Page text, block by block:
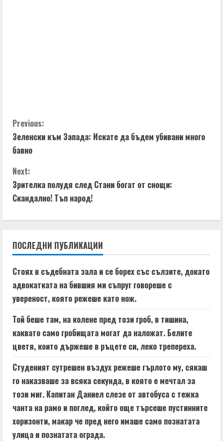
C
o
n
t
u
e
R
e
a
d
i
n
g
Previous:
Зеленски към Запада: Искате да бъдем убивани много
бавно
Next:
Зрителка полудя след Стани богат от снощи:
Скандално! Тъп народ!
ПОСЛЕДНИ ПУБЛИКАЦИИ
Стоях в съдебната зала и се борех със сълзите, докато
адвокатката на бившия ми съпруг говореше с
увереност, която режеше като нож.
Той беше там, на колене пред този гроб, в тишина,
каквато само гробищата могат да наложат. Белите
цветя, които държеше в ръцете си, леко трепереха.
Студеният сутрешен въздух режеше гърлото му, сякаш
го наказваше за всяка секунда, в която е мечтал за
този миг. Капитан Даниел слезе от автобуса с тежка
чанта на рамо и поглед, който още търсеше пустинните
хоризонти, макар че пред него имаше само познатата
улица и познатата ограда.